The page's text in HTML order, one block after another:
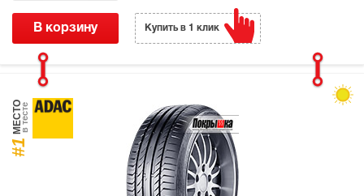
В корзину Купить в 1 клик
#1
МЕСТОв тесте